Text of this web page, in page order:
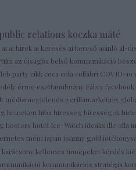
public relations koczka máté
ai ai hírek ai keresés ai kereső ajánló ál-
az újságba belső kommunikáció
party cikk coca cola collabri COVID-19
érme esettanulmány Fábry facebook
médiamegjelenés gerillamarketing
heineken hiba híresség hírességek
hooters hotel Ice-Watch ideális ille olla
mém japán johnny gold
karácsonykellemes ünnepeket kérdés
kommunikációs stratégia